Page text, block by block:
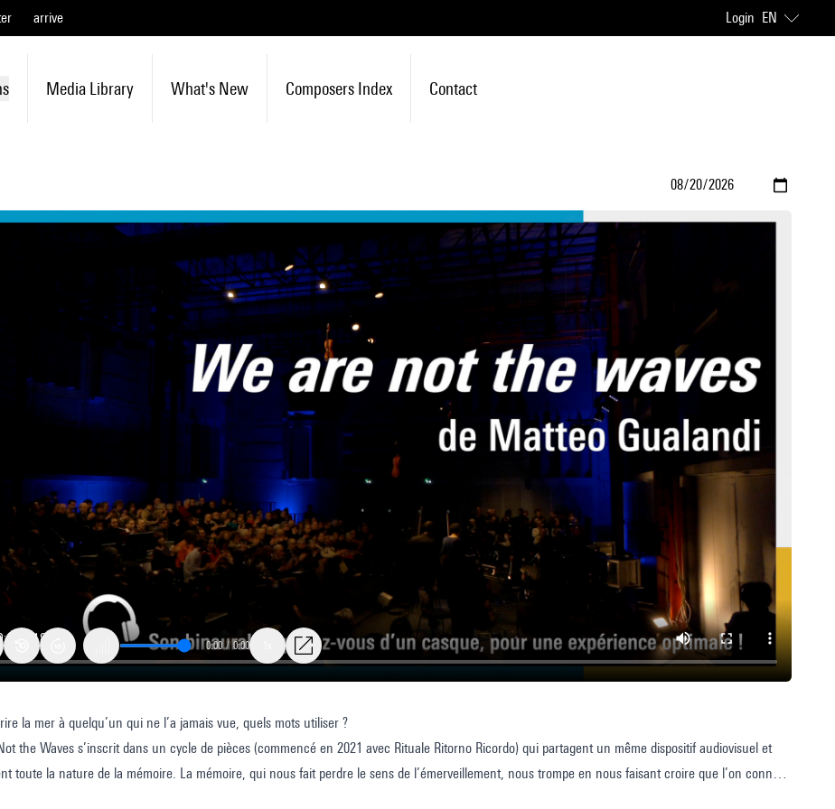
arrive Login EN
Media Library What's New Composers Index Contact
0:00 / 0:00
la mer à quelqu’un qui ne l’a jamais vue, quels mots utiliser ?
the Waves s’inscrit dans un cycle de pièces (commencé en 2021 avec Rituale Ritorno Ricordo) qui partagent un même dispositif audiovisuel et
toute la nature de la mémoire. La mémoire, qui nous fait perdre le sens de l’émerveillement, nous trompe en nous faisant croire que l’on connaît